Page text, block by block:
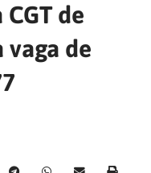
de
vaga de